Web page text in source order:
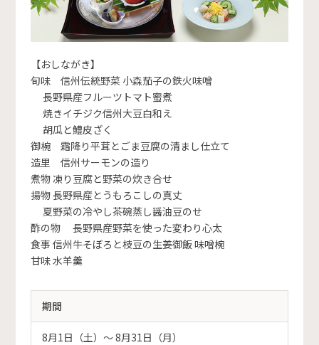
【おしながき】
旬味 信州伝統野菜 小森茄子の鉄火味噌
長野県産フルーツトマト蜜煮
焼きイチジク信州大豆白和え
胡瓜と鱧皮ざく
御椀 霜降り平茸とごま豆腐の清まし仕立て
造里 信州サーモンの造り
煮物 凍り豆腐と野菜の炊き合せ
揚物 長野県産とうもろこしの真丈
夏野菜の冷やし茶碗蒸し醤油豆のせ
酢の物 長野県産野菜を使った変わり心太
食事 信州牛そぼろと枝豆の生姜御飯 味噌椀
甘味 水羊羹
期間
8月1日（土）〜 8月31日（月）